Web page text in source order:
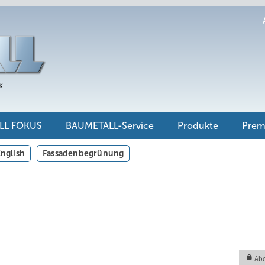
FOKUS BAUMETALL-Service Produkte
Fassadenbegrünung